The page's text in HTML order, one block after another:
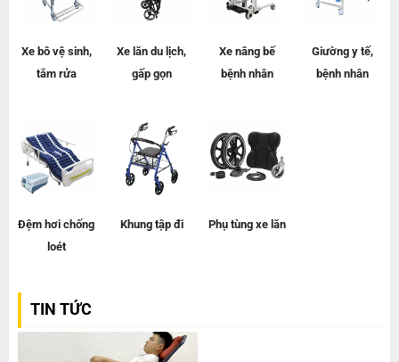
Xe bô vệ sinh,
tắm rửa
Xe lăn du lịch,
gấp gọn
Xe nâng bế
bệnh nhân
Giường y tế,
bệnh nhân
Đệm hơi chống
loét
Khung tập đi Phụ tùng xe lăn
TIN TỨC